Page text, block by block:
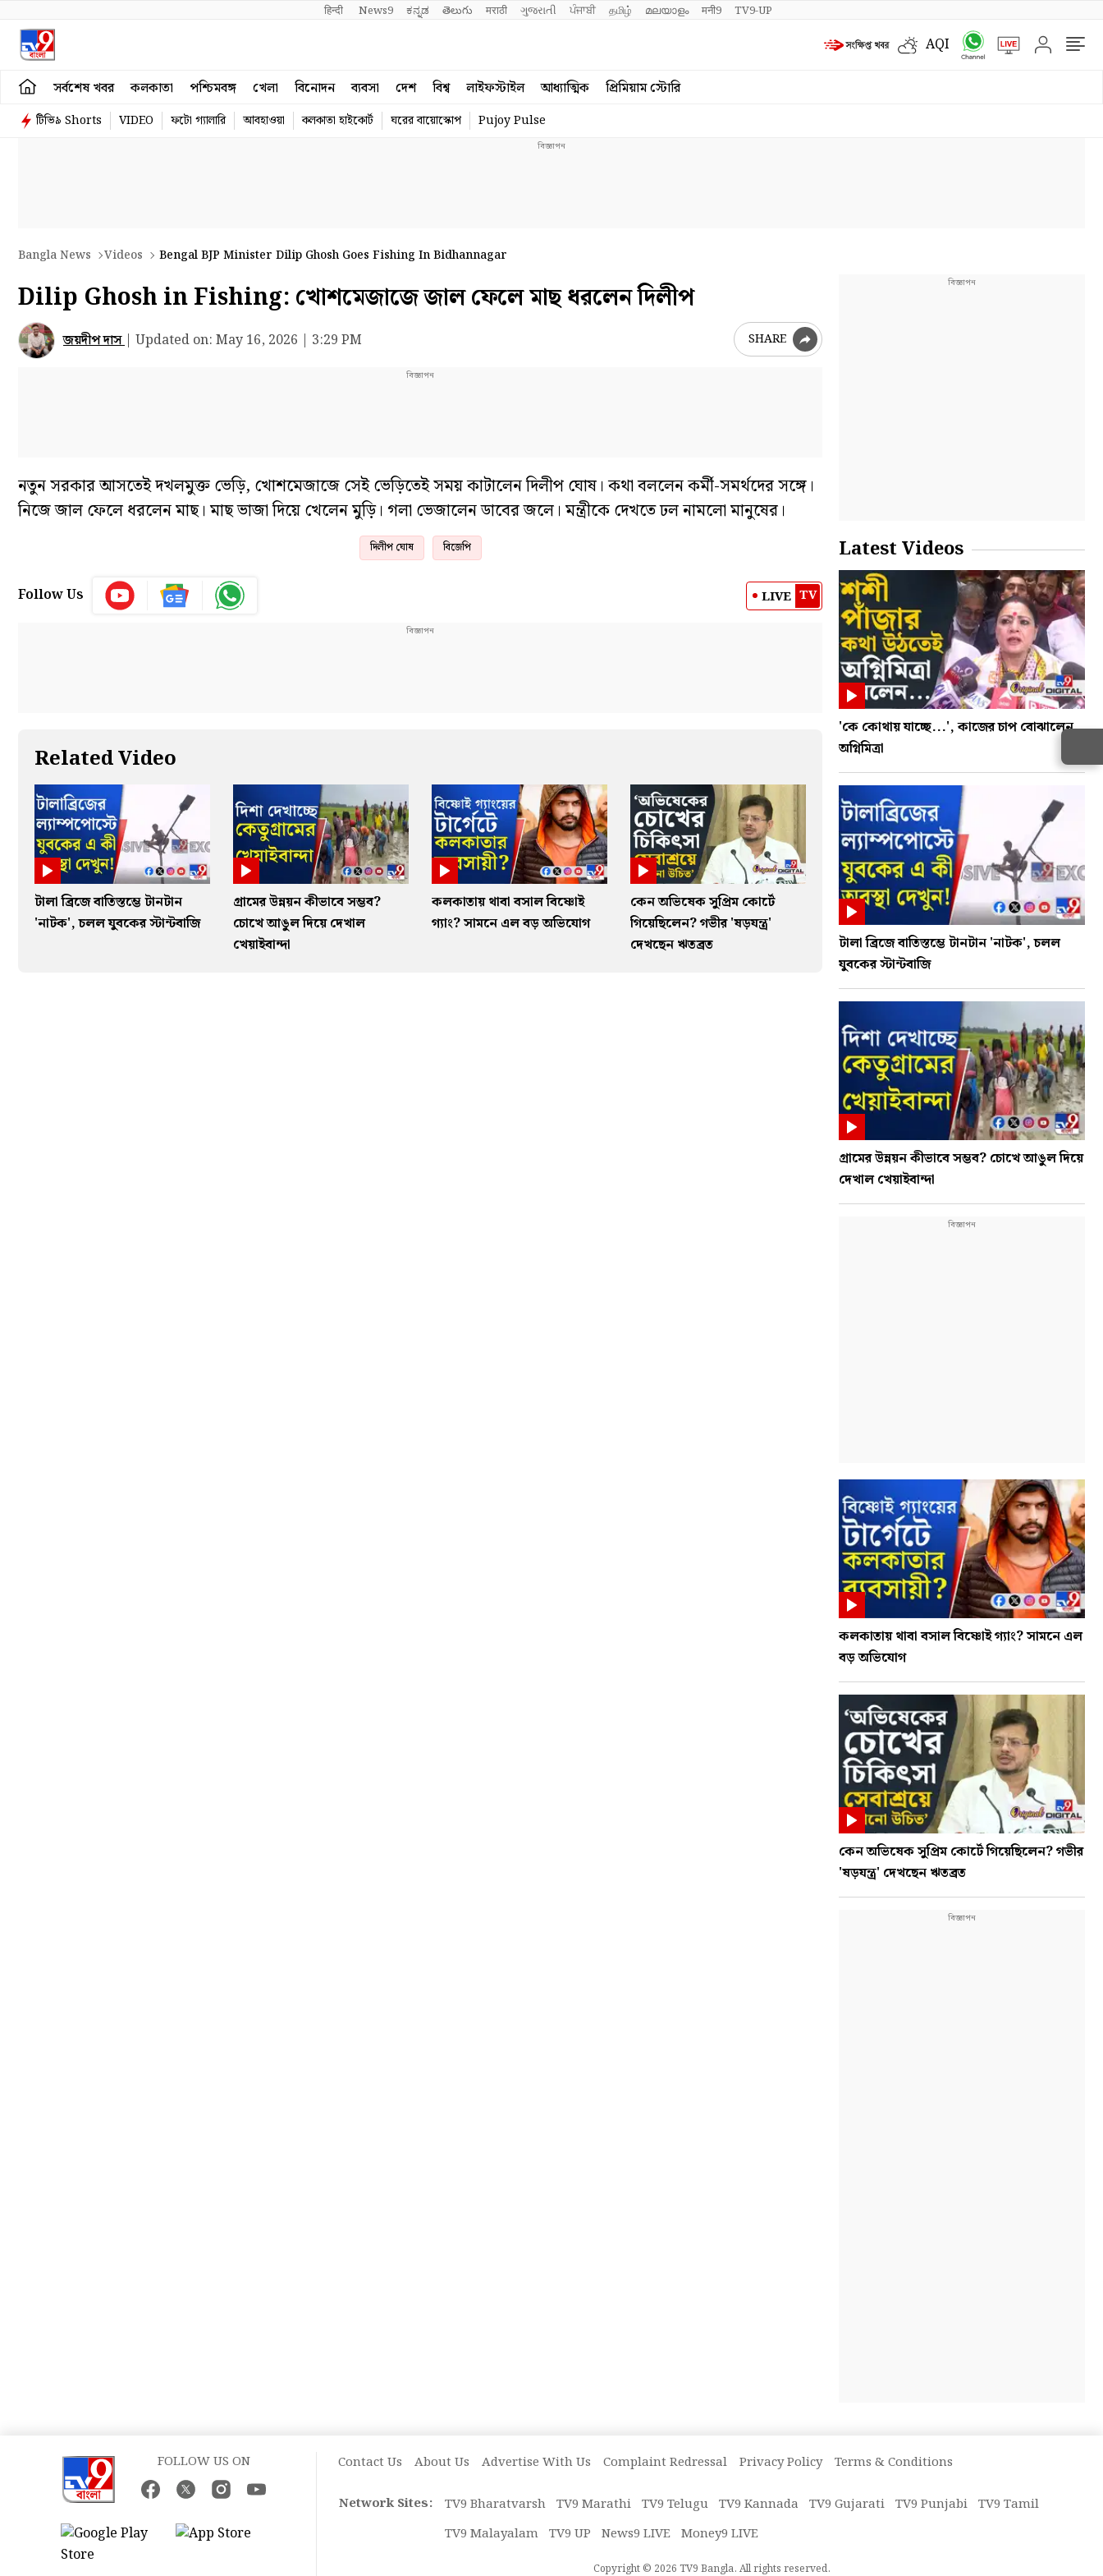
हिन्दी News9 ಕನ್ನಡ తెలుగు मराठी ગુજરાતી ਪੰਜਾਬੀ தமிழ் മലയാളം मनी9 TV9-UP
AQI
সর্বশেষ খবর কলকাতা পশ্চিমবঙ্গ খেলা বিনোদন ব্যবসা দেশ বিশ্ব লাইফস্টাইল আধ্যাত্মিক প্রিমিয়াম স্টোরি
টিভি৯ Shorts VIDEO ফটো গ্যালারি আবহাওয়া কলকাতা হাইকোর্ট ঘরের বায়োস্কোপ Pujoy Pulse
Bangla News Videos Bengal BJP Minister Dilip Ghosh Goes Fishing In Bidhannagar
Dilip Ghosh in Fishing: খোশমেজাজে জাল ফেলে মাছ ধরলেন দিলীপ
জয়দীপ দাস| Updated on: May 16, 2026 | 3:29 PM SHARE
নতুন সরকার আসতেই দখলমুক্ত ভেড়ি, খোশমেজাজে সেই ভেড়িতেই সময় কাটালেন দিলীপ ঘোষ। কথা বললেন কর্মী-সমর্থদের সঙ্গে।
নিজে জাল ফেলে ধরলেন মাছ। মাছ ভাজা দিয়ে খেলেন মুড়ি। গলা ভেজালেন ডাবের জলে। মন্ত্রীকে দেখতে ঢল নামলো মানুষের।
দিলীপ ঘোষ বিজেপি
Follow Us LIVE TV
Related Video
টালা ব্রিজে বাতিস্তম্ভে টানটান
'নাটক', চলল যুবকের স্টান্টবাজি
গ্রামের উন্নয়ন কীভাবে সম্ভব?
চোখে আঙুল দিয়ে দেখাল
খেয়াইবান্দা
কলকাতায় থাবা বসাল বিষ্ণোই
গ্যাং? সামনে এল বড় অভিযোগ
কেন অভিষেক সুপ্রিম কোর্টে
গিয়েছিলেন? গভীর 'ষড়যন্ত্র'
দেখছেন ঋতব্রত
Latest Videos
'কে কোথায় যাচ্ছে...', কাজের চাপ বোঝালেন
অগ্নিমিত্রা
টালা ব্রিজে বাতিস্তম্ভে টানটান 'নাটক', চলল
যুবকের স্টান্টবাজি
গ্রামের উন্নয়ন কীভাবে সম্ভব? চোখে আঙুল দিয়ে
দেখাল খেয়াইবান্দা
কলকাতায় থাবা বসাল বিষ্ণোই গ্যাং? সামনে এল
বড় অভিযোগ
কেন অভিষেক সুপ্রিম কোর্টে গিয়েছিলেন? গভীর
'ষড়যন্ত্র' দেখছেন ঋতব্রত
FOLLOW US ON Contact Us About Us Advertise With Us Complaint Redressal Privacy Policy Terms & Conditions
Network Sites: TV9 Bharatvarsh TV9 Marathi TV9 Telugu TV9 Kannada TV9 Gujarati TV9 Punjabi TV9 Tamil
TV9 Malayalam TV9 UP News9 LIVE Money9 LIVE
Copyright © 2026 TV9 Bangla. All rights reserved.